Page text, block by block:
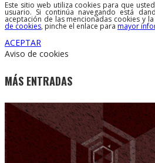
Este sitio web utiliza cookies para que
usuario. Si continúa navegando está
aceptación de las mencionadas cookies y
de cookies, pinche el enlace para mayor
ACEPTAR
Aviso de cookies
MÁS ENTRADAS